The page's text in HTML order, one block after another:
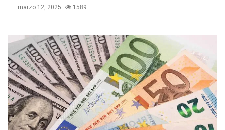
marzo 12, 2025 1589